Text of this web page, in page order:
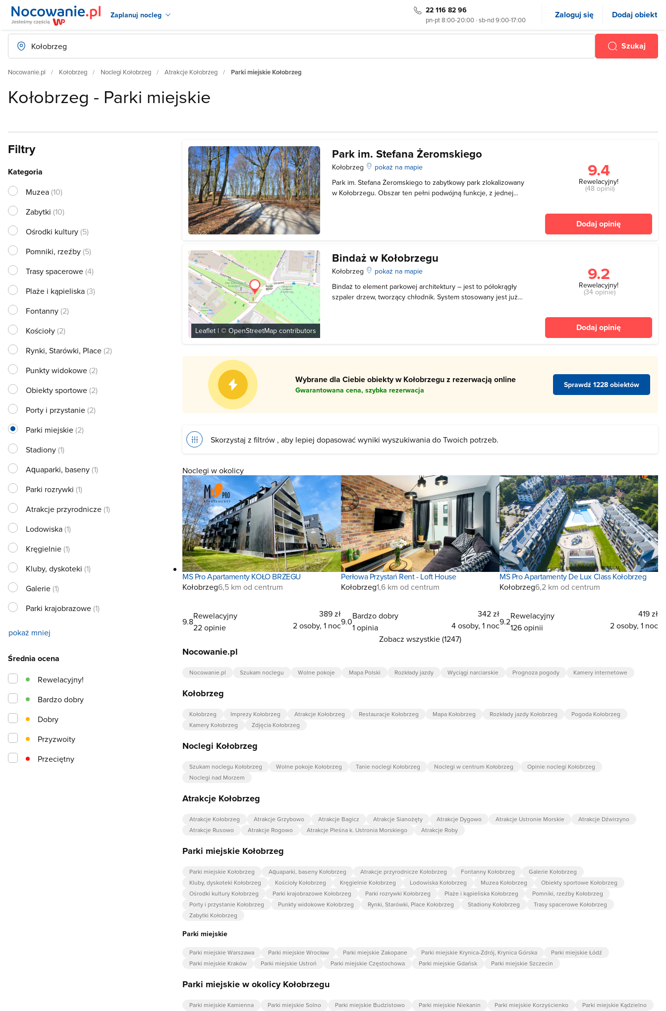
Zaplanuj nocleg 22 116 82 96
pn-pt 8:00-20:00 · sb-nd 9:00-17:00 Zaloguj się Dodaj obiekt
Szukaj
Nocowanie.pl Kołobrzeg Noclegi Kołobrzeg Atrakcje Kołobrzeg Parki miejskie Kołobrzeg
Kołobrzeg - Parki miejskie
Park im. Stefana Żeromskiego
Kołobrzeg
pokaż na mapie
Park im. Stefana Żeromskiego to zabytkowy park zlokalizowany
w Kołobrzegu. Obszar ten pełni podwójną funkcje, z jednej
9.4
Rewelacyjny!
(48 opinii)
Dodaj opinię
Leaflet | ©OpenStreetMap contributors
Bindaż w Kołobrzegu
Kołobrzeg
pokaż na mapie
Bindaż to element parkowej architektury – jest to półokrągły
szpaler drzew, tworzący chłodnik. System stosowany jest już
9.2
Rewelacyjny!
(34 opinie)
Dodaj opinię
Wybrane dla Ciebie obiekty w Kołobrzegu z rezerwacją online
Gwarantowana cena, szybka rezerwacja
Sprawdź 1228 obiektów
Skorzystaj z filtrów , aby lepiej dopasować wyniki wyszukiwania do Twoich potrzeb.
Noclegi w okolicy
MS Pro Apartamenty KOŁO BRZEGU
Kołobrzeg6,5 km od centrum
9.8
Rewelacyjny
22 opinie
389 zł
2 osoby, 1 noc
Perłowa Przystań Rent - Loft House
Kołobrzeg1,6 km od centrum
9.0
Bardzo dobry
1 opinia
342 zł
4 osoby, 1 noc
MS Pro Apartamenty De Lux Class Kołobrzeg
Kołobrzeg6,2 km od centrum
9.2
Rewelacyjny
126 opinii
419 zł
2 osoby, 1 noc
Zobacz wszystkie (1247)
Nocowanie.pl
Nocowanie.pl Szukam noclegu Wolne pokoje Mapa Polski Rozkłady jazdy Wyciągi narciarskie Prognoza pogody Kamery internetowe
Kołobrzeg
Kołobrzeg Imprezy Kołobrzeg Atrakcje Kołobrzeg Restauracje Kołobrzeg Mapa Kołobrzeg Rozkłady jazdy Kołobrzeg
Pogoda Kołobrzeg
Kamery Kołobrzeg
Zdjęcia Kołobrzeg
Noclegi Kołobrzeg
Szukam noclegu Kołobrzeg Wolne pokoje Kołobrzeg Tanie noclegi Kołobrzeg Noclegi w centrum Kołobrzeg
Opinie noclegi Kołobrzeg
Noclegi nad Morzem
Atrakcje Kołobrzeg
Atrakcje Kołobrzeg Atrakcje Grzybowo Atrakcje Bagicz Atrakcje Sianożęty Atrakcje Dygowo Atrakcje Ustronie Morskie
Atrakcje Dźwirzyno
Atrakcje Rusowo
Atrakcje Rogowo Atrakcje Pleśna k. Ustronia Morskiego Atrakcje Roby
Parki miejskie Kołobrzeg
Parki miejskie Kołobrzeg Aquaparki, baseny Kołobrzeg Atrakcje przyrodnicze Kołobrzeg Fontanny Kołobrzeg
Galerie Kołobrzeg
Kluby, dyskoteki Kołobrzeg
Kościoły Kołobrzeg Kręgielnie Kołobrzeg Lodowiska Kołobrzeg Muzea Kołobrzeg
Obiekty sportowe Kołobrzeg
Ośrodki kultury Kołobrzeg
Parki krajobrazowe Kołobrzeg Parki rozrywki Kołobrzeg Plaże i kąpieliska Kołobrzeg
Pomniki, rzeźby Kołobrzeg
Porty i przystanie Kołobrzeg
Punkty widokowe Kołobrzeg Rynki, Starówki, Place Kołobrzeg Stadiony Kołobrzeg
Trasy spacerowe Kołobrzeg
Zabytki Kołobrzeg
Parki miejskie
Parki miejskie Warszawa Parki miejskie Wrocław Parki miejskie Zakopane Parki miejskie Krynica-Zdrój, Krynica Górska
Parki miejskie Łódź
Parki miejskie Kraków
Parki miejskie Ustroń Parki miejskie Częstochowa Parki miejskie Gdańsk Parki miejskie Szczecin
Parki miejskie w okolicy Kołobrzegu
Parki miejskie Kamienna Parki miejskie Solno Parki miejskie Budzistowo Parki miejskie Niekanin Parki miejskie Korzyścienko
Parki miejskie Kądzielno
Filtry
Kategoria
Muzea(10)
Zabytki (10)
Ośrodki kultury(5)
Pomniki, rzeźby(5)
Trasy spacerowe(4)
Plaże i kąpieliska(3)
Fontanny(2)
Kościoły(2)
Rynki, Starówki, Place(2)
Punkty widokowe(2)
Obiekty sportowe(2)
Porty i przystanie(2)
Parki miejskie(2)
Stadiony(1)
Aquaparki, baseny(1)
Parki rozrywki (1)
Atrakcje przyrodnicze(1)
Lodowiska(1)
Kręgielnie(1)
Kluby, dyskoteki (1)
Galerie(1)
Parki krajobrazowe(1)
pokaż mniej
Średnia ocena
Przeciętny
Przyzwoity
Dobry
Bardzo dobry
Rewelacyjny!